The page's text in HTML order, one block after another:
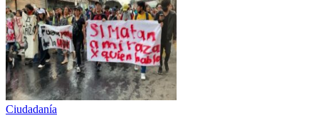
Ciudadanía